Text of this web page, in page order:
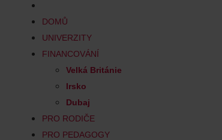
DOMŮ
UNIVERZITY
FINANCOVÁNÍ
Velká Británie
Irsko
Dubaj
PRO RODIČE
PRO PEDAGOGY